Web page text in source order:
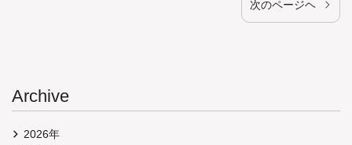
次のページヘ
Archive
2026年